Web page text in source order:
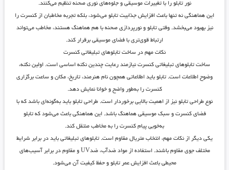
نور تابلو را با تغییرات موسیقی و جلوه‌های نوری صحنه تنظیم می‌کنند.
این هماهنگی نه تنها باعث افزایش جذابیت تابلو می‌شود، بلکه تجربه مخاطبان از کنسرت را
نیز بهبود می‌بخشد. وقتی تابلو و نورپردازی صحنه با هم هماهنگ هستند، مخاطب می‌تواند
ارتباط قوی‌تری با فضای موسیقی برقرار کند.
نکات مهم در ساخت تابلوهای تبلیغاتی کنسرت
ساخت تابلوهای تبلیغاتی کنسرت نیازمند رعایت چندین نکته اساسی است. اولین نکته،
وضوح اطلاعات است. تابلو باید اطلاعاتی همچون نام هنرمند، تاریخ، مکان و ساعت برگزاری
کنسرت را به‌طور واضح و خوانا نمایش دهد.
نوع طراحی تابلو نیز از اهمیت بالایی برخوردار است. طراحی تابلو باید به‌گونه‌ای باشد که با
فضای کنسرت و سبک موسیقی هماهنگ باشد. این هماهنگی باعث می‌شود که تابلو
به‌خوبی پیام کنسرت را به مخاطب منتقل کند.
یکی دیگر از نکات مهم، انتخاب متریال مقاوم است. تابلوهای تبلیغاتی باید در برابر شرایط
مختلف جوی مقاوم باشند. استفاده از مواد ضدآب، ضدUV و مقاوم در برابر آسیب‌های
محیطی باعث افزایش عمر تابلو و حفظ کیفیت آن می‌شود.